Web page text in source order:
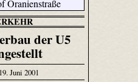
der U5
Juni 2001